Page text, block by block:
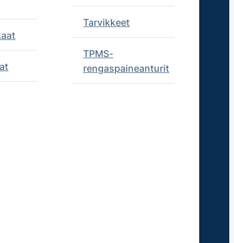
Tarvikkeet
TPMS-
rengaspaineanturit